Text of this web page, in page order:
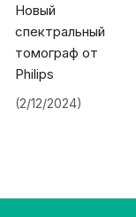
Новый
спектральный
томограф от
Philips
(2/12/2024)